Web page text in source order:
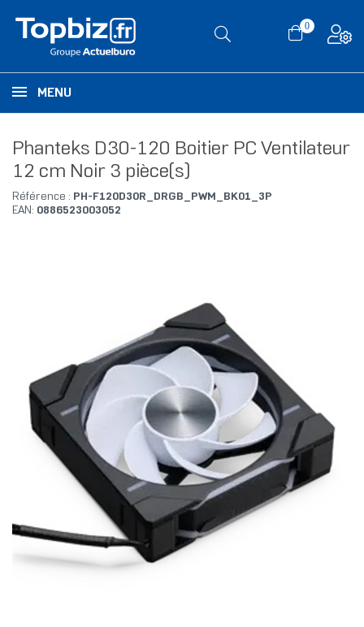
0
MENU
Phanteks D30-120 Boitier PC Ventilateur
12 cm Noir 3 pièce(s)
Référence : PH-F120D30R_DRGB_PWM_BK01_3P
EAN: 0886523003052